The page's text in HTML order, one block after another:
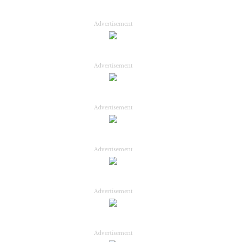
Advertisement
Advertisement
Advertisement
Advertisement
Advertisement
Advertisement